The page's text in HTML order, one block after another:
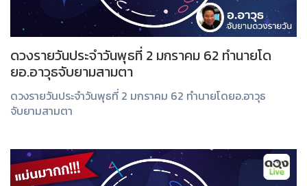
ดวงรายวันประจำวันพุธที่ 2 มกราคม 62 ทำนายโด
ยอ.อาวุธจับยามสามตา
ดวงรายวันประจำวันพุธที่ 2 มกราคม 62 ทำนายโดยอ.อาวุธ
จับยามสามตา